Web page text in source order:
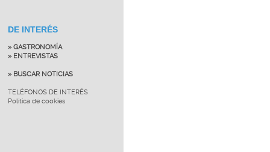
DE INTERÉS
» GASTRONOMÍA
» ENTREVISTAS
» BUSCAR NOTICIAS
TELÉFONOS DE INTERÉS
Política de cookies